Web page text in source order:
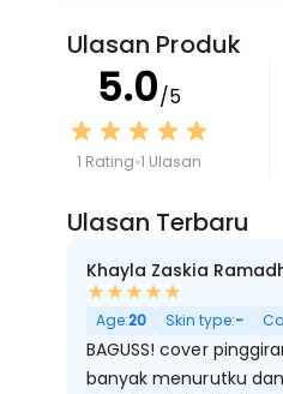
Ulasan Produk
5.0/5
1 Rating 1 Ulasan
Ulasan Terbaru
Khayla Zaskia
Age:20 Skin type:-
BAGUSS! cover
banyak menurutku